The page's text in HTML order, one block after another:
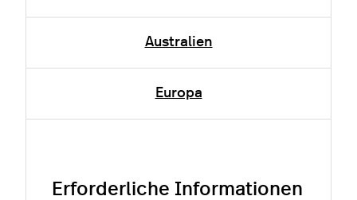
Australien
Europa
Erforderliche Informationen